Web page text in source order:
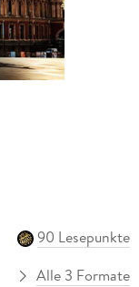
90 Lesepunkte
Alle 3 Formate